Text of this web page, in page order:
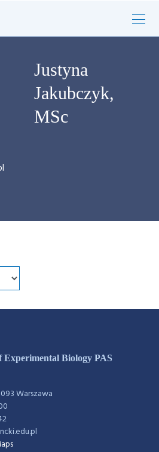
Justyna
Jakubczyk,
MSc
Experimental Biology PAS
Warszawa